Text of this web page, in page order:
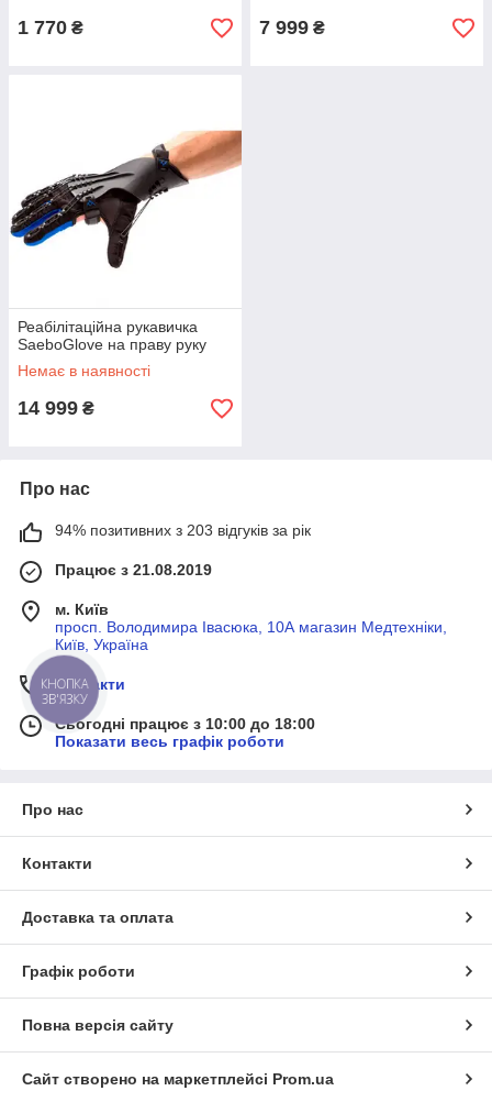
1 770 ₴ 7 999 ₴
Реабілітаційна рукавичка
SaeboGlove на праву руку
Немає в наявності
14 999 ₴
Про нас
94% позитивних з 203 відгуків за рік
Працює з 21.08.2019
м. Київ
просп. Володимира Івасюка, 10А магазин Медтехніки,
Київ, Україна
Контакти
Сьогодні працює з 10:00 до 18:00
Показати весь графік роботи
Про нас
Контакти
Доставка та оплата
Графік роботи
Повна версія сайту
Сайт створено на маркетплейсі Prom.ua
КНОПКА
ЗВ'ЯЗКУ